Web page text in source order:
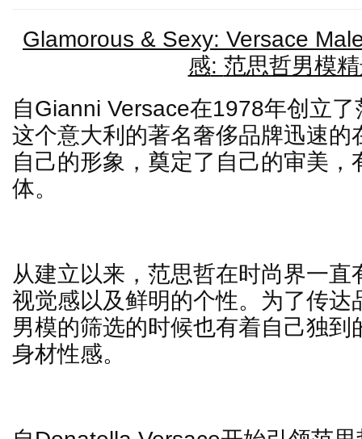
Glamorous & Sexy: Versace
感: 范思哲男模
自Gianni Versace在1978年创立了
这个意大利的著名奢侈品牌迅速的
自己的形象，奠定了自己的审美，
体。
从建立以来，范思哲在时尚界一直
视觉感以及鲜明的个性。为了传达
男模的筛选的时候也有着自己独到
身材性感。